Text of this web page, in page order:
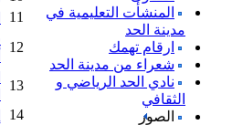
المنشأت التعليمية في
مدينة الحد
ارقام تهمك
شعراء من مدينة الحد
نادي الحد الرياضي و
الثقافي
الصور
11
12
13
14